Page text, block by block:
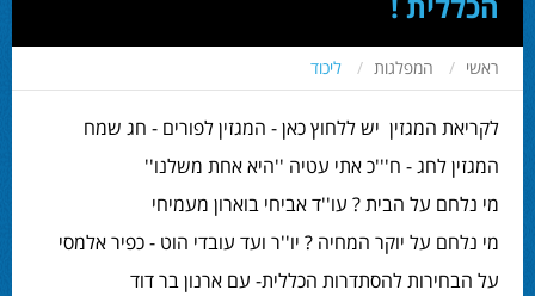
ראשי המפלגות ליכוד
לקריאת המגזין יש ללחוץ כאן - המגזין לפורים - חג שמח
המגזין לחג - ח'''כ אתי עטיה ''היא אחת משלנו''
מי נלחם על הבית ? עו''ד אביחי בוארון מעמיחי
מי נלחם על יוקר המחיה ? יו''ר ועד עובדי הוט - כפיר אלמסי
על הבחירות להסתדרות הכללית- עם ארנון בר דוד